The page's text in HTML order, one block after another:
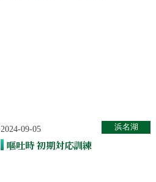
2024-09-05
嘔吐時 初期対応訓練
浜名湖